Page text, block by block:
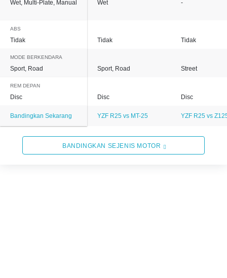
Wet, Multi-Plate, Manual Wet -
ABS
Tidak Tidak Tidak
MODE BERKENDARA
Sport, Road Sport, Road Street
REM DEPAN
Disc Disc Disc
Bandingkan Sekarang YZF R25 vs MT-25 YZF R25 vs
BANDINGKAN SEJENIS MOTOR